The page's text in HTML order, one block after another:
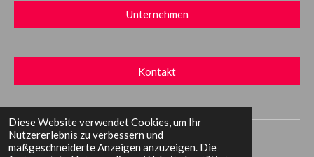
Diese Website verwendet Cookies, um Ihr
Nutzererlebnis zu verbessern und
maßgeschneiderte Anzeigen anzuzeigen. Die
Unternehmen
Kontakt
© 2023 DLPV - Duo LaPerla Verlag